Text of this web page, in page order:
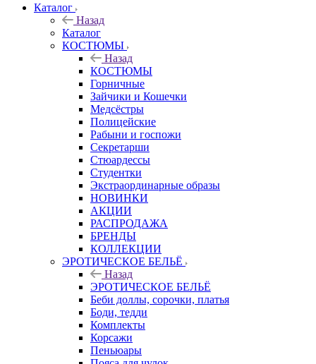
Каталог
Назад
Каталог
КОСТЮМЫ
Назад
КОСТЮМЫ
Горничные
Зайчики и Кошечки
Медсёстры
Полицейские
Рабыни и госпожи
Секретарши
Стюардессы
Студентки
Экстраординарные образы
НОВИНКИ
АКЦИИ
РАСПРОДАЖА
БРЕНДЫ
КОЛЛЕКЦИИ
ЭРОТИЧЕСКОЕ БЕЛЬЁ
Назад
ЭРОТИЧЕСКОЕ БЕЛЬЁ
Беби доллы, сорочки, платья
Боди, тедди
Комплекты
Корсажи
Пеньюары